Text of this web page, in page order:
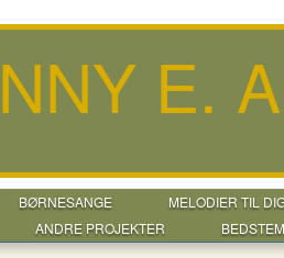
E.
BØRNESANGE
MELODIER TIL
ANDRE PROJEKTER